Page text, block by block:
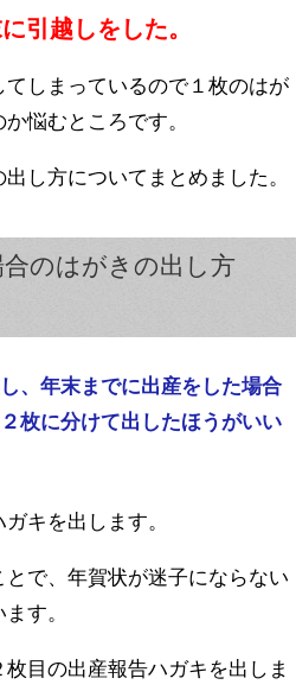
引越しをした。
てしまっているので１枚のはが
悩むところです。
し方についてまとめました。
のはがきの出し方
、年末までに出産をした場合
枚に分けて出したほうがいい
キを出します。
で、年賀状が迷子にならない
す。
目の出産報告ハガキを出しま